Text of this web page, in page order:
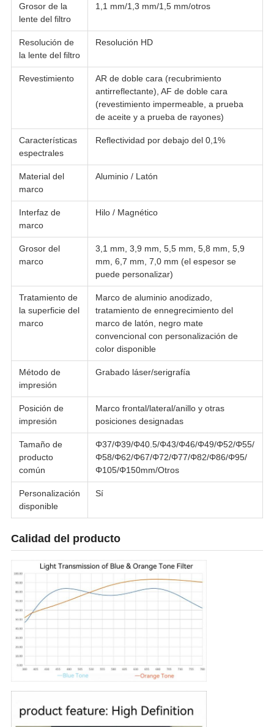
Grosor de la
lente del filtro
1,1 mm/1,3 mm/1,5 mm/otros
Resolución de
la lente del filtro
Resolución HD
Revestimiento
AR de doble cara (recubrimiento
antirreflectante), AF de doble cara
(revestimiento impermeable, a prueba
de aceite y a prueba de rayones)
Características
espectrales
Reflectividad por debajo del 0,1%
Material del
marco
Aluminio / Latón
Interfaz de
marco
Hilo / Magnético
Grosor del
marco
3,1 mm, 3,9 mm, 5,5 mm, 5,8 mm, 5,9
mm, 6,7 mm, 7,0 mm (el espesor se
puede personalizar)
Tratamiento de
la superficie del
marco
Marco de aluminio anodizado,
tratamiento de ennegrecimiento del
marco de latón, negro mate
convencional con personalización de
color disponible
Método de
impresión
Grabado láser/serigrafía
Posición de
impresión
Marco frontal/lateral/anillo y otras
posiciones designadas
Tamaño de
producto
común
Φ37/Φ39/Φ40.5/Φ43/Φ46/Φ49/Φ52/Φ55/
Φ58/Φ62/Φ67/Φ72/Φ77/Φ82/Φ86/Φ95/
Φ105/Φ150mm/Otros
Personalización
disponible
Sí
Calidad del producto